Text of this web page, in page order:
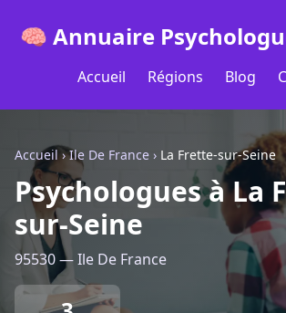
🧠 Annuaire
Accueil Régions Blog
Accueil ›Ile De France › La Frette-sur-Seine
Psychologues à La
sur-Seine
95530 — Ile De France